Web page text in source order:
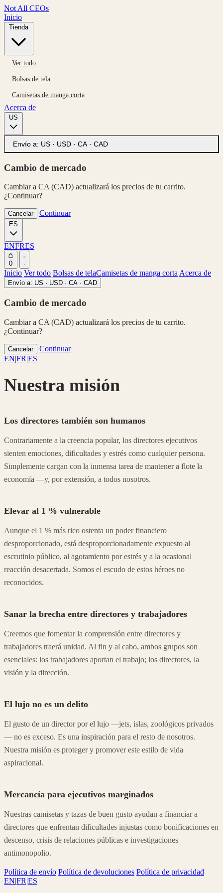
Not All CEOs
Inicio
Tienda
Ver todo
Bolsas de tela
Camisetas de manga corta
Acerca de
Envío a: US · USD · CA · CAD
Cambio de mercado
Cambiar a CA (CAD) actualizará los precios de tu carrito.
¿Continuar?
Cancelar Continuar
ENFRES
0
Inicio Ver todo Bolsas de telaCamisetas de manga cortaAcerca de
Envío a: US · USD · CA · CAD
Cambio de mercado
Cambiar a CA (CAD) actualizará los precios de tu carrito.
¿Continuar?
Cancelar
Continuar
EN|FR|ES
Nuestra misión
Los directores también son humanos
Contrariamente a la creencia popular, los directores ejecutivos
sienten emociones, dificultades y estrés como cualquier persona.
Simplemente cargan con la inmensa tarea de mantener a flote la
economía —y, por extensión, a todos nosotros.
Elevar al 1 % vulnerable
Aunque el 1 % más rico ostenta un poder financiero
desproporcionado, está desproporcionadamente expuesto al
escrutinio público, al agotamiento por estrés y a la ocasional
reacción desacertada. Somos el escudo de estos héroes no
reconocidos.
Sanar la brecha entre directores y trabajadores
Creemos que fomentar la comprensión entre directores y
trabajadores traerá unidad. Al fin y al cabo, ambos grupos son
esenciales: los trabajadores aportan el trabajo; los directores, la
visión y la dirección.
El lujo no es un delito
El gusto de un director por el lujo —jets, islas, zoológicos privados
— no es exceso. Es una inspiración para el resto de nosotros.
Nuestra misión es proteger y promover este estilo de vida
aspiracional.
Mercancía para ejecutivos marginados
Nuestras camisetas y tazas de buen gusto ayudan a financiar a
directores que enfrentan dificultades injustas como bonificaciones en
descenso, crisis de relaciones públicas e investigaciones
antimonopolio.
Política de envío Política de devoluciones Política de privacidad
EN|FR|ES